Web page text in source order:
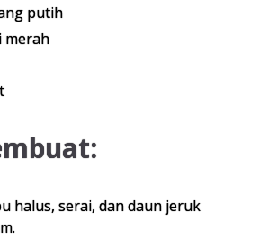
putih
merah
halus, serai, dan daun jeruk